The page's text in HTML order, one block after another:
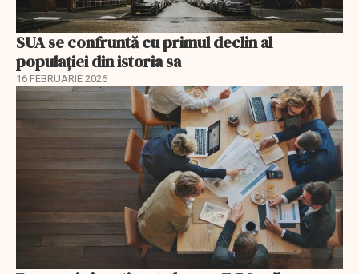
SUA se confruntă cu primul declin al
populației din istoria sa
16 FEBRUARIE 2026